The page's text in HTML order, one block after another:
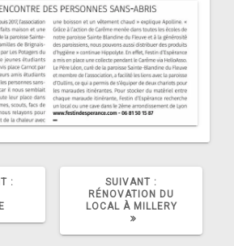
: SUIVANT :
SUIVANT
:
RÉNOVATION DU
LOCAL À MILLERY